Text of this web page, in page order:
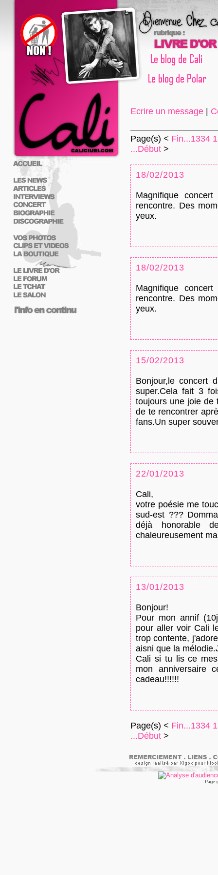
Ecrire un message
Page(s) < Fin...1334
...Début >
18/02/2013
Magnifique
rencontre. Des
yeux.
18/02/2013
Magnifique
rencontre. Des
yeux.
15/02/2013
Bonjour,le concert
super.Cela fait 3
toujours une joie de
de te rencontrer
fans.Un super
22/01/2013
Cali,
votre poésie me
sud-est ???
déjà honorable
chaleureusement
13/01/2013
Bonjour!
Pour mon annif
pour aller voir Cali
trop contente,
aisni que la
Cali si tu lis ce
mon anniversaire
cadeau!!!!!!
Page(s) < Fin...1334
...Début >
Page